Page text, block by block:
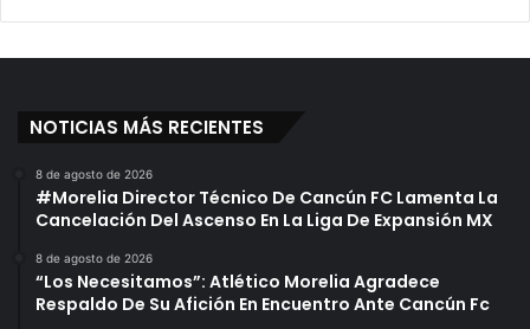
NOTICIAS MÁS RECIENTES
8 de agosto de 2026
#Morelia Director Técnico De Cancún FC Lamenta La
Cancelación Del Ascenso En La Liga De Expansión MX
8 de agosto de 2026
“Los Necesitamos”: Atlético Morelia Agradece
Respaldo De Su Afición En Encuentro Ante Cancún Fc